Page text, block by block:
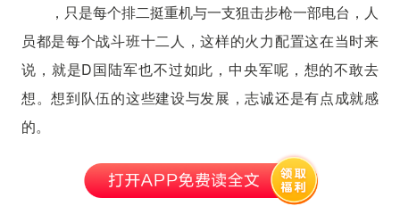
，只是每个排二挺重机与一支狙击步枪一部电台，人
员都是每个战斗班十二人，这样的火力配置这在当时来
说，就是D国陆军也不过如此，中央军呢，想的不敢去
想。想到队伍的这些建设与发展，志诚还是有点成就感
的。